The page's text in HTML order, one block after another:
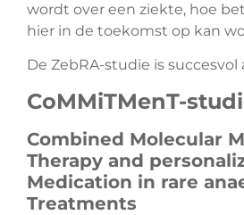
wordt over een ziekte, hoe
hier in de toekomst op kan
De ZebRA-studie is succesvol
CoMMiTMenT-
Combined Molecular
Therapy and
Medication in rare
Treatments